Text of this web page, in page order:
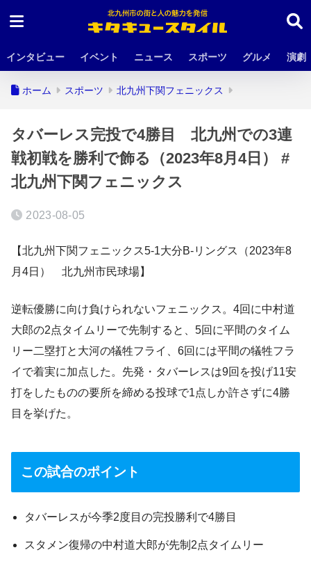
インタビュー イベント ニュース スポーツ グルメ 演劇
ホーム スポーツ 北九州下関フェニックス
タバーレス完投で4勝目 北九州での3連
戦初戦を勝利で飾る（2023年8月4日） #
北九州下関フェニックス
2023-08-05
【北九州下関フェニックス5-1大分B-リングス（2023年8
月4日） 北九州市民球場】
逆転優勝に向け負けられないフェニックス。4回に中村道
大郎の2点タイムリーで先制すると、5回に平間のタイム
リー二塁打と大河の犠牲フライ、6回には平間の犠牲フラ
イで着実に加点した。先発・タバーレスは9回を投げ11安
打をしたものの要所を締める投球で1点しか許さずに4勝
目を挙げた。
この試合のポイント
タバーレスが今季2度目の完投勝利で4勝目
スタメン復帰の中村道大郎が先制2点タイムリー